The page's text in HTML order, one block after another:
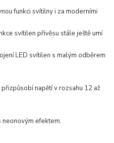
funkci svítilny i za moderními
svítilen přívěsu stále ještě umí
LED svítilen s malým odběrem
napětí v rozsahu 12 až
efektem.